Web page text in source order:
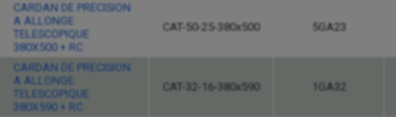
CARDAN DE PRECISION
A ALLONGE
TELESCOPIQUE
380X500 + RC
CAT-50-25-380x500 5GA23
CARDAN DE PRECISION
A ALLONGE
TELESCOPIQUE
380X590 + RC
CAT-32-16-380x590 1GA32